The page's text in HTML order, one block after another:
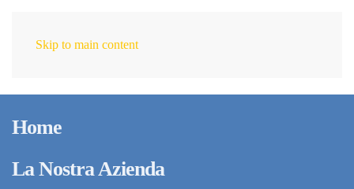
Skip to main content
Home
La Nostra Azienda
Intergrana celebra 30
anni di attività: una
storia di persone,